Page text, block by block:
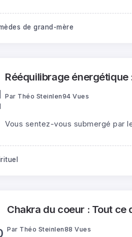
de grand-mère
Rééquilibrage
Par Théo Steinlen94 Vues
Vous sentez-vous submergé par
Chakra du coeur : Tout
Par Théo Steinlen88 Vues